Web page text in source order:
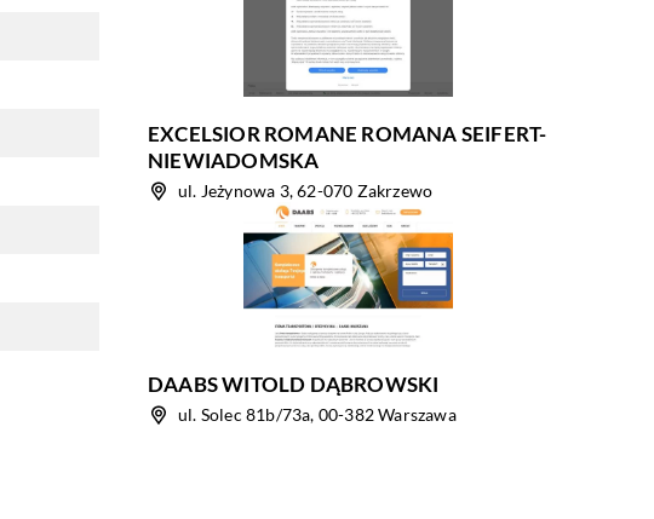
EXCELSIOR ROMANE ROMANA SEIFERT-
NIEWIADOMSKA
ul. Jeżynowa 3, 62-070 Zakrzewo
DAABS WITOLD DĄBROWSKI
ul. Solec 81b/73a, 00-382 Warszawa